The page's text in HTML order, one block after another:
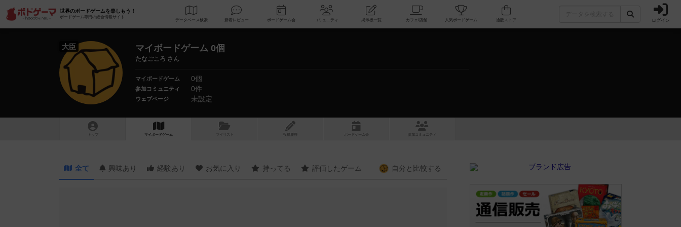
世界のボードゲームを楽しもう！
ボードゲーム専門の総合情報サイト
データベース 検索 新着レビュー ボードゲーム会 コミュニティ 掲示板一覧 カフェ/店舗 人気ボードゲーム ログイン
大臣 マイボードゲーム 0個
たなごころ さん
マイボードゲーム 0個
参加コミュニティ 0件
ウェブページ 未設定
トップ マイボードゲーム マイリスト 投稿履歴 ボ ドゲ ーム コミュニティ
全て 興味あり 経験あり お気に入り 持ってる 評価したゲーム 自分と 比較する